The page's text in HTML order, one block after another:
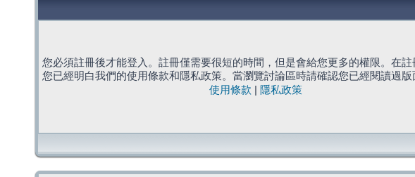
您必須註冊後才能登入。註冊僅需要很短的時間，但是會給您更多的權限。在
您已經明白我們的使用條款和隱私政策。當瀏覽討論區時請確認您已經閱讀過版
使用條款
隱私政策